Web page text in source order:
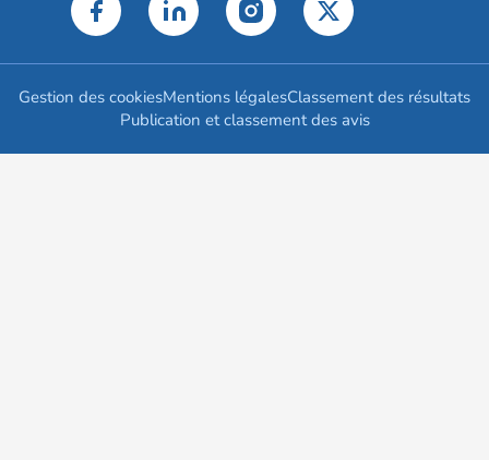
Gestion des cookiesMentions légalesClassement des résultats
Publication et classement des avis